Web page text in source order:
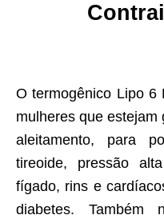
O termogênico Lipo 6
mulheres que estejam
aleitamento, para
tireoide, pressão
fígado, rins e
diabetes. Também